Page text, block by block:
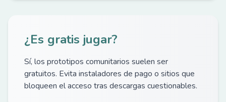
¿Es gratis jugar?
Sí, los prototipos comunitarios suelen ser
gratuitos. Evita instaladores de pago o sitios que
bloqueen el acceso tras descargas cuestionables.